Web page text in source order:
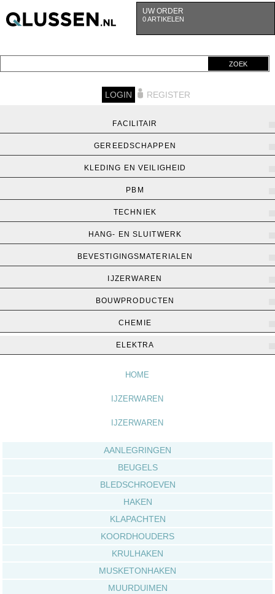
UW ORDER
0 ARTIKELEN
ZOEK
LOGIN REGISTER
FACILITAIR
GEREEDSCHAPPEN
KLEDING EN VEILIGHEID
PBM
TECHNIEK
HANG- EN SLUITWERK
BEVESTIGINGSMATERIALEN
IJZERWAREN
BOUWPRODUCTEN
CHEMIE
ELEKTRA
HOME
IJZERWAREN
IJZERWAREN
AANLEGRINGEN
BEUGELS
BLEDSCHROEVEN
HAKEN
KLAPACHTEN
KOORDHOUDERS
KRULHAKEN
MUSKETONHAKEN
MUURDUIMEN